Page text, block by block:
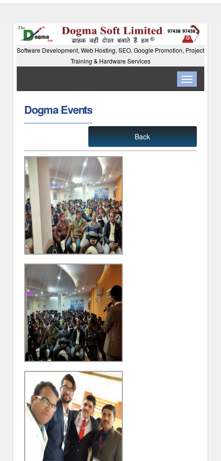
Software Development, Web Hosting, SEO, Google Promotion, Project
Training & Hardware Services
Toggle
navigation
Dogma Events
Back